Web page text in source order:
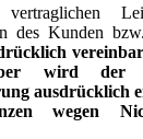
des Kunden
wird der
ausdrücklich
wegen